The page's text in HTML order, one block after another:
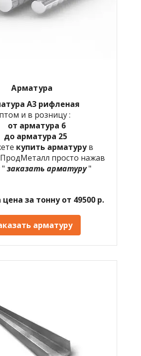
Арматура
А3 рифленая
и в розницу :
от арматура 6
до арматура 25
купить арматурув
просто нажав
заказать арматуру"
за тонну от 49500 р.
арматуру